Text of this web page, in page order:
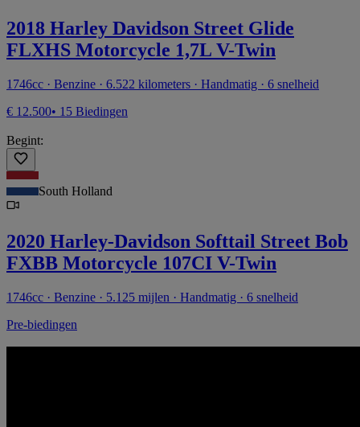
2018 Harley Davidson Street Glide
FLXHS Motorcycle 1,7L V-Twin
1746cc · Benzine · 6.522 kilometers · Handmatig · 6 snelheid
€ 12.500• 15 Biedingen
Begint:
South Holland
2020 Harley-Davidson Softtail Street Bob
FXBB Motorcycle 107CI V-Twin
1746cc · Benzine · 5.125 mijlen · Handmatig · 6 snelheid
Pre-biedingen